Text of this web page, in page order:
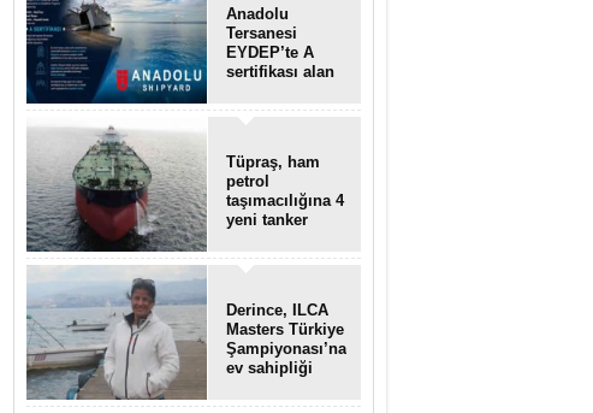
Anadolu
Tersanesi
EYDEP’te A
sertifikası alan
Tüpraş, ham
petrol
taşımacılığına 4
yeni tanker
Derince, ILCA
Masters Türkiye
Şampiyonası’na
ev sahipliği